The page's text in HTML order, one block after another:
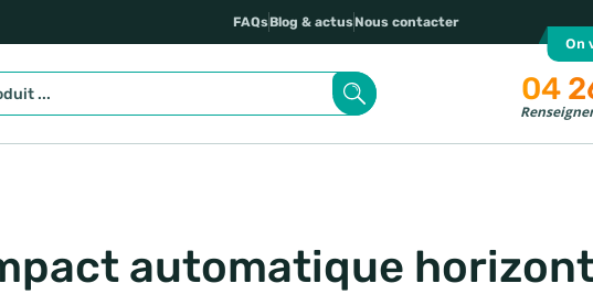
FAQsBlog & actusNous contacter
On
04
automatique